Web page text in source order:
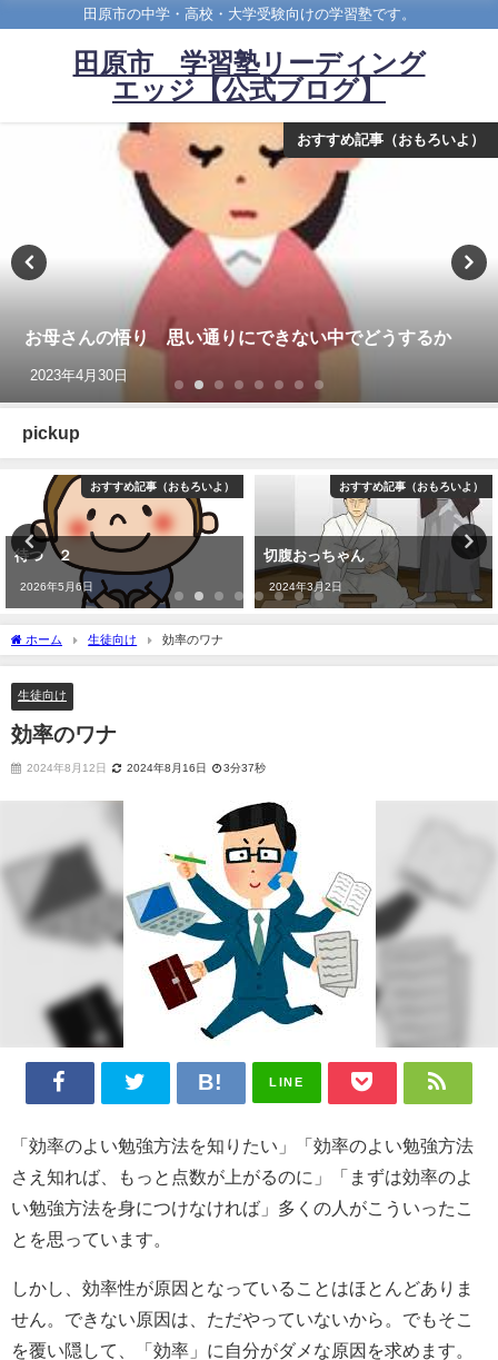
田原市の中学・高校・大学受験向けの学習塾です。
田原市 学習塾リーディング
エッジ【公式ブログ】
おすすめ記事（おもろいよ）
お母さんの悟り 思い通りにできない中でどうするか
2023年4月30日
pickup
おすすめ記事（おもろいよ）
待つ ２
2026年5月6日
おすすめ記事（おもろいよ）
切腹おっちゃん
2024年3月2日
ホーム 生徒向け 効率のワナ
生徒向け
効率のワナ
2024年8月12日 2024年8月16日 3分37秒
LINE
「効率のよい勉強方法を知りたい」「効率のよい勉強方法
さえ知れば、もっと点数が上がるのに」「まずは効率のよ
い勉強方法を身につけなければ」多くの人がこういったこ
とを思っています。
しかし、効率性が原因となっていることはほとんどありま
せん。できない原因は、ただやっていないから。でもそこ
を覆い隠して、「効率」に自分がダメな原因を求めます。